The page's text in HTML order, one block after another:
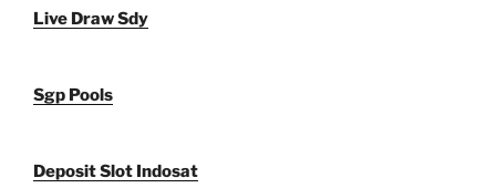
Live Draw Sdy
Sgp Pools
Deposit Slot Indosat